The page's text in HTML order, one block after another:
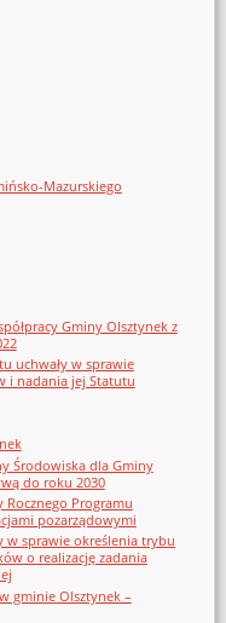
Mazurskiego
Gminy Olsztynek z
uchwały w sprawie
i nadania jej Statutu
Środowiska dla Gminy
do roku 2030
Programu
pozarządowymi
w sprawie określenia trybu
o realizację zadania
gminie Olsztynek –